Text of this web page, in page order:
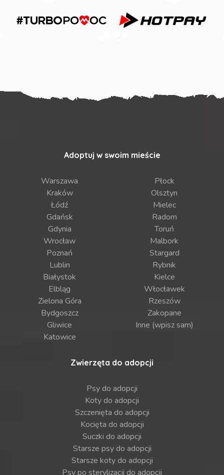
Adoptuj w swoim mieście
Warszawa
Kraków
Łódź
Gdańsk
Gdynia
Wrocław
Poznań
Lublin
Białystok
Elbląg
Zielona Góra
Bydgoszcz
Gliwice
Katowice
Płock
Olsztyn
Mielec
Radom
Toruń
Malbork
Stargard
Rybnik
Kielce
Włocławek
Rzeszów
Zakopane
Inne (wpisz sam)
Zwierzęta do adopcji
Psy do adopcji
Koty do adopcji
Szczenięta do adopcji
Kocięta do adopcji
Suczki do adopcji
Starsze psy do adopcji
Starsze koty do adopcji
Psy po sterylizacji do adopcji